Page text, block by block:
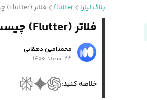
بلاگ لیارا flutter فلاتر (Flutter) چیست؟
فلاتر (Flutter) چیست؟
محمد‌امین دهقانی
۲۳ اسفند ۱۴۰۰
خلاصه کنید: